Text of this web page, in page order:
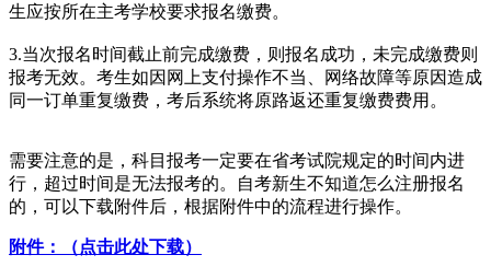
生应按所在主考学校要求报名缴费。
3.当次报名时间截止前完成缴费，则报名成功，未完成缴费则
报考无效。考生如因网上支付操作不当、网络故障等原因造成
同一订单重复缴费，考后系统将原路返还重复缴费费用。
需要注意的是，科目报考一定要在省考试院规定的时间内进
行，超过时间是无法报考的。自考新生不知道怎么注册报名
的，可以下载附件后，根据附件中的流程进行操作。
附件：（点击此处下载）